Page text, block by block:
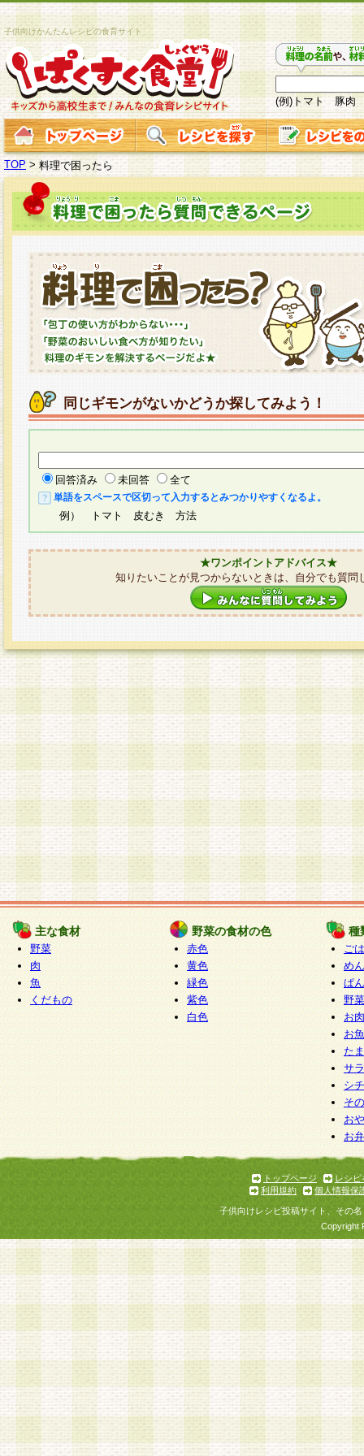
子供向けかんたんレシピの食育サイト
(例)トマト 豚肉
TOP >料理で困ったら
同じギモンがないかどうか探してみよう！
回答済み 未回答 全て
単語をスペースで区切って入力するとみつかりやすくなるよ。
例） トマト 皮むき 方法
★ワンポイントアドバイス★
知りたいことが見つからないときは、自分でも質問
主な食材
野菜
肉
魚
くだもの
野菜の食材の色
赤色
黄色
緑色
紫色
白色
種
ご
めん
ぱん
野
お
お
た
サ
シ
そ
お
お
トップページ
レシピ
利用規約
個人情報保
子供向けレシピ投稿サイト、その
Copyright